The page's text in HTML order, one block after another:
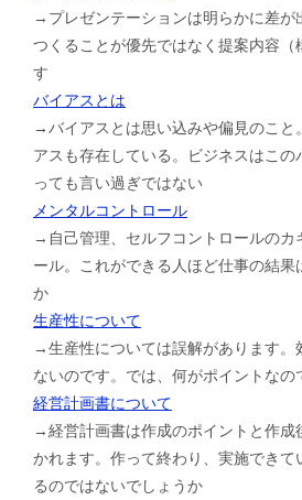
→プレゼンテーションは明らかに差が
つくることが優先ではなく提案内容（
す
バイアスとは
→バイアスとは思い込みや偏見のこと
アスも存在している。ビジネスはこの
っても言い過ぎではない
メンタルコントロール
→自己管理、セルフコントロールのカ
ール。これができる人ほど仕事の結
か
生産性について
→生産性については誤解があります。
ないのです。では、何がポイントなの
経営計画書について
→経営計画書は作成のポイントと作成
かれます。作って終わり、実施できて
るのではないでしょうか